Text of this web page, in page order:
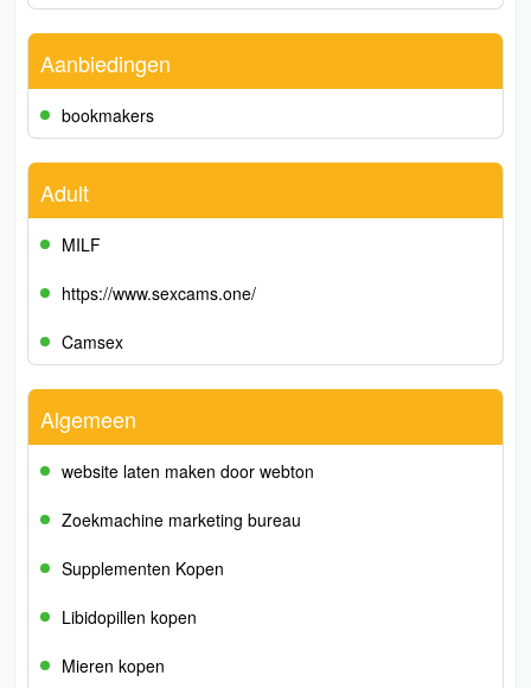
Aanbiedingen
bookmakers
Adult
MILF
https://www.sexcams.one/
Camsex
Algemeen
website laten maken door webton
Zoekmachine marketing bureau
Supplementen Kopen
Libidopillen kopen
Mieren kopen